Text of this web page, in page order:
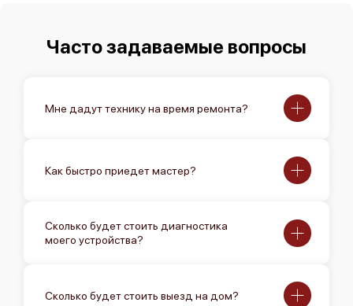
Часто задаваемые вопросы
Мне дадут технику на время ремонта?
Как быстро приедет мастер?
Сколько будет стоить диагностика
моего устройства?
Сколько будет стоить выезд на дом?